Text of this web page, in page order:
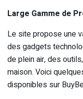
Large Gamme de
Le site propose une
des gadgets
de plein air, des
maison. Voici
disponibles sur